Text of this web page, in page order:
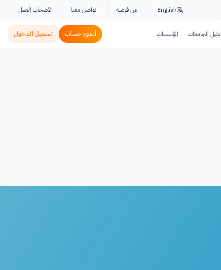
English عن فرصة تواصل معنا لأصحاب العمل
دليل الجامعات المؤسسات أنشئ حساب تسجيل الدخول